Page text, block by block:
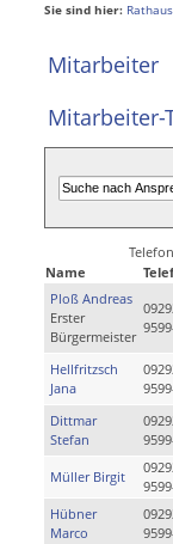
Sie sind hier:
Mitarbeiter
Mitarbeiter-
Name
Ploß Andreas
Erster
Bürgermeister
Hellfritzsch
Jana
Dittmar
Stefan
Müller Birgit
Hübner
Marco